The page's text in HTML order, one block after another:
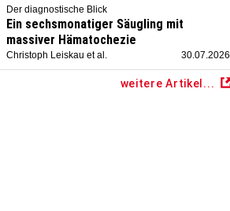
Der diagnostische Blick
Ein sechsmonatiger Säugling mit
massiver Hämatochezie
Christoph Leiskau et al. 30.07.2026
weitere Artikel...